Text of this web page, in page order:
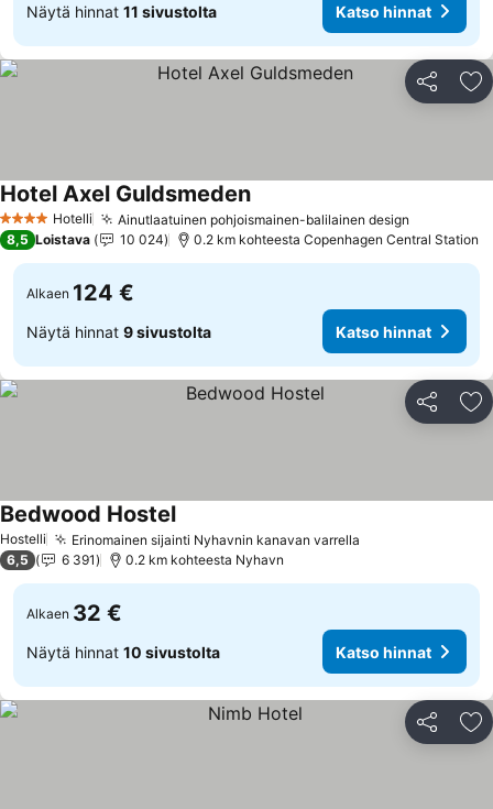
Näytä hinnat 11 sivustolta Katso hinnat
Jaa
4 Tähtiluokitus
Hotelli Ainutlaatuinen pohjoismainen-balilainen design
Hotel Axel GuldsmedenKatso hinnat
8,5 Loistava 10 024 0.2 km kohteesta Copenhagen Central Station
Alkaen 124 €
Näytä hinnat 9 sivustolta Katso hinnat
Jaa
Hostelli Erinomainen sijainti Nyhavnin kanavan varrella
Bedwood HostelKatso hinnat
6,5 6 391 0.2 km kohteesta Nyhavn
Alkaen 32 €
Näytä hinnat 10 sivustolta Katso hinnat
Jaa